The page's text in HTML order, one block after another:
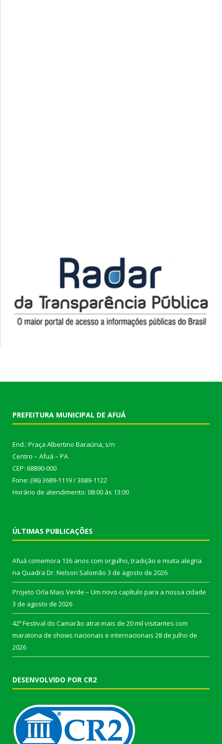
PREFEITURA MUNICIPAL DE AFUÁ
End.: Praça Albertino Baraúna, s/n
Centro – Afuá – PA
CEP: 68890-000
Fone: (96) 3689-1119 / 3689-1122
Horário de atendimento: 08:00 às 13:00
ÚLTIMAS PUBLICAÇÕES
Afuá comemora 136 anos com orgulho, tradição e muita alegria
na Quadra Dr. Nelson Salomão 3 de agosto de 2026
Projeto Orla Mais Verde – Um novo capítulo para a nossa cidade
3 de agosto de 2026
42º Festival do Camarão atrai mais de 20 mil visitantes com
maratona de shows nacionais e internacionais 28 de julho de
2026
DESENVOLVIDO POR CR2